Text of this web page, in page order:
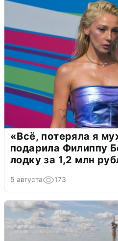
«Всё, потеряла я
подарила Филиппу
лодку за 1,2 млн
5 августа 173